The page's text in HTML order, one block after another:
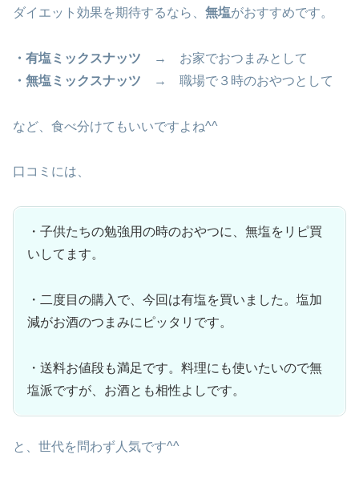
ダイエット効果を期待するなら、 無塩がおすすめです。
・有塩ミックスナッツ → お家でおつまみとして
・無塩ミックスナッツ → 職場で３時のおやつとして
など、食べ分けてもいいですよね^^
口コミには、
・子供たちの勉強用の時のおやつに、無塩をリピ買
いしてます。
・二度目の購入で、今回は有塩を買いました。塩加
減がお酒のつまみにピッタリです。
・送料お値段も満足です。料理にも使いたいので無
塩派ですが、お酒とも相性よしです。
と、世代を問わず人気です^^